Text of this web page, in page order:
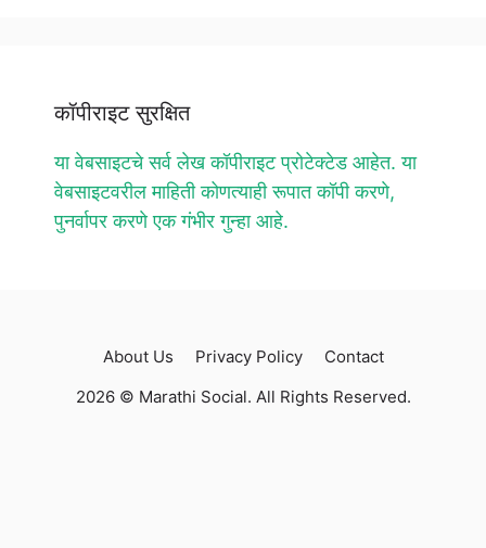
कॉपीराइट सुरक्षित
या वेबसाइटचे सर्व लेख कॉपीराइट प्रोटेक्टेड आहेत. या
वेबसाइटवरील माहिती कोणत्याही रूपात कॉपी करणे,
पुनर्वापर करणे एक गंभीर गुन्हा आहे.
About Us Privacy Policy
Contact
2026 © Marathi Social. All Rights Reserved.